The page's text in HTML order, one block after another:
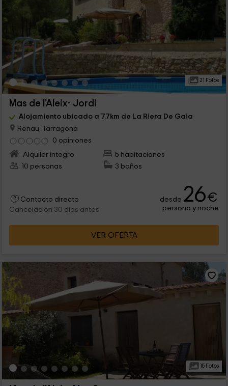
21 Fotos
Mas de l'Aleix- Jordi
Alojamiento ubicado a 7.7km de La Riera De Gaia
Renau, Tarragona
0 opiniones
Alquiler íntegro
5 habitaciones
10 personas
3 baños
Contacto directo
Cancelación 30 días antes
desde 26€
persona y noche
VER OFERTA
15 Fotos